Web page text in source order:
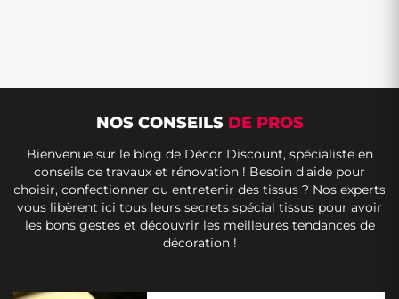
NOS CONSEILS DE PROS
Bienvenue sur le blog de Décor Discount, spécialiste en
conseils de travaux et rénovation ! Besoin d'aide pour
choisir, confectionner ou entretenir des tissus ? Nos experts
vous libèrent ici tous leurs secrets spécial tissus pour avoir
les bons gestes et découvrir les meilleures tendances de
décoration !